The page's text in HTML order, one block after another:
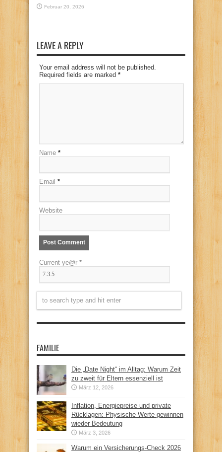
Februar 20, 2026
LEAVE A REPLY
Your email address will not be published.
Required fields are marked *
Name *
Email *
Website
Current ye@r *
FAMILIE
Die „Date Night“ im Alltag: Warum Zeit
zu zweit für Eltern essenziell ist
März 12, 2026
Inflation, Energiepreise und private
Rücklagen: Physische Werte gewinnen
wieder Bedeutung
März 3, 2026
Warum ein Versicherungs-Check 2026